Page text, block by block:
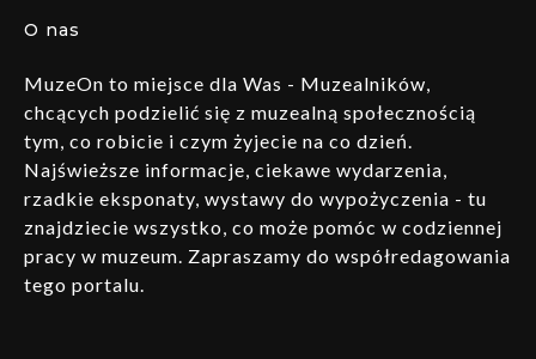
O nas
MuzeOn to miejsce dla Was - Muzealników,
chcących podzielić się z muzealną społecznością
tym, co robicie i czym żyjecie na co dzień.
Najświeższe informacje, ciekawe wydarzenia,
rzadkie eksponaty, wystawy do wypożyczenia - tu
znajdziecie wszystko, co może pomóc w codziennej
pracy w muzeum. Zapraszamy do współredagowania
tego portalu.